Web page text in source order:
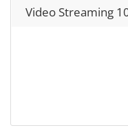
Video Streaming